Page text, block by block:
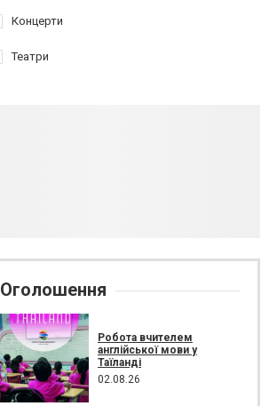
Концерти
Театри
Оголошення
Робота вчителем
англійської мови у
Таїланді
02.08.26